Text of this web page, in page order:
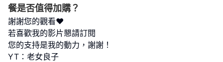
餐是否值得加購？
謝謝您的觀看❤️
若喜歡我的影片懇請訂閱
您的支持是我的動力，謝謝！
YT：老女良子